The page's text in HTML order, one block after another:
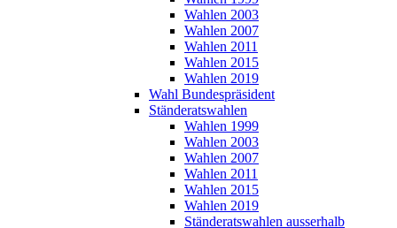
Wahlen 2003
Wahlen 2007
Wahlen 2011
Wahlen 2015
Wahlen 2019
Wahl Bundespräsident
Ständeratswahlen
Wahlen 1999
Wahlen 2003
Wahlen 2007
Wahlen 2011
Wahlen 2015
Wahlen 2019
Ständeratswahlen ausserhalb